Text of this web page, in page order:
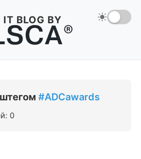
IT BLOG BY
#ADCawards
0